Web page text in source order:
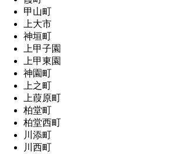
甲山町
上大市
神垣町
上甲子園
上甲東園
神園町
上之町
上葭原町
柏堂町
柏堂西町
川添町
川西町